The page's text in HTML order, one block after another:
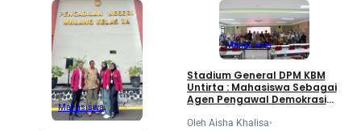
Mahasiswa
Mahasiswa
Stadium General DPM KBM
Untirta : Mahasiswa Sebagai
Agen Pengawal Demokrasi
Nasional
Oleh Aisha Khalisa•